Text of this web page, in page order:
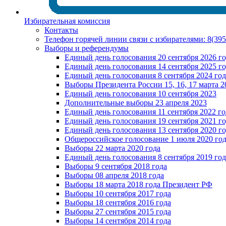
Избирательная комиссия
Контакты
Телефон горячей линии связи с избирателями:
Выборы и референдумы
Единый день голосования 20 сентября 2026
Единый день голосования 14 сентября 2025
Единый день голосования 8 сентября 2024
Выборы Президента России 15, 16, 17 марта
Единый день голосования 10 сентября 2023
Дополнительные выборы 23 апреля 2023
Единый день голосования 11 сентября 2022
Единый день голосования 19 сентября 2021
Единый день голосования 13 сентября 2020
Общероссийское голосование 1 июля 2020
Выборы 22 марта 2020 года
Единый день голосования 8 сентября 2019
Выборы 9 сентября 2018 года
Выборы 08 апреля 2018 года
Выборы 18 марта 2018 года Президент РФ
Выборы 10 сентября 2017 года
Выборы 18 сентября 2016 года
Выборы 27 сентября 2015 года
Выборы 14 сентября 2014 года